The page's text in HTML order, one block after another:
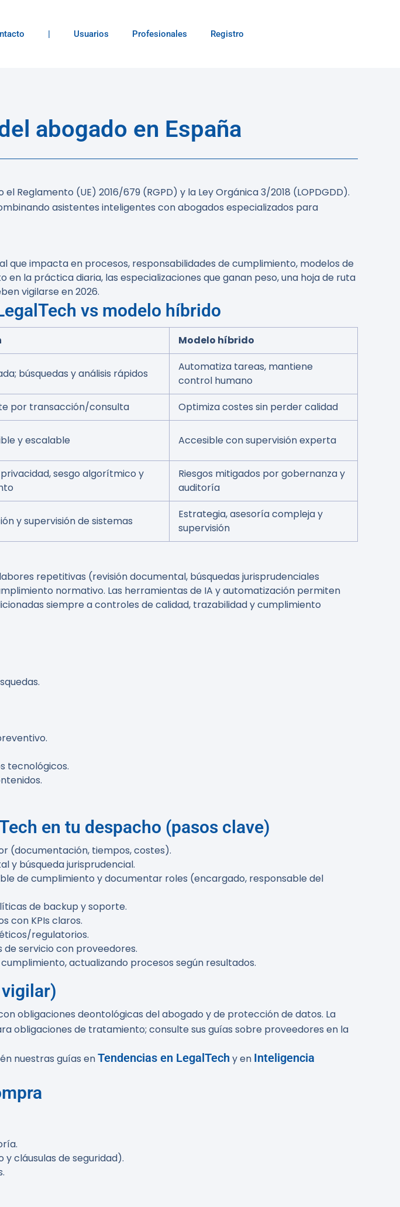
| Usuarios Profesionales Registro
abogado en España
Reglamento (UE) 2016/679 (RGPD) y la Ley Orgánica 3/2018 (LOPDGDD).
asistentes inteligentes con abogados especializados para
impacta en procesos, responsabilidades de cumplimiento, modelos de
la práctica diaria, las especializaciones que ganan peso, una hoja de ruta
vigilarse en 2026.
vs modelo híbrido
Modelo híbrido
búsquedas y análisis rápidos
Automatiza tareas, mantiene
control humano
por transacción/consulta
Optimiza costes sin perder calidad
y escalable Accesible con supervisión experta
privacidad, sesgo algorítmico y
Riesgos mitigados por gobernanza y
auditoría
y supervisión de sistemas
Estrategia, asesoría compleja y
supervisión
repetitivas (revisión documental, búsquedas jurisprudenciales
normativo. Las herramientas de IA y automatización permiten
siempre a controles de calidad, trazabilidad y cumplimiento
tecnológicos.
en tu despacho (pasos clave)
(documentación, tiempos, costes).
y búsqueda jurisprudencial.
de cumplimiento y documentar roles (encargado, responsable del
de backup y soporte.
con KPIs claros.
regulatorios.
servicio con proveedores.
actualizando procesos según resultados.
obligaciones deontológicas del abogado y de protección de datos. La
obligaciones de tratamiento; consulte sus guías sobre proveedores en la
nuestras guías enTendencias en LegalTech y en Inteligencia
cláusulas de seguridad).